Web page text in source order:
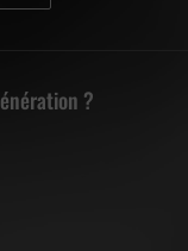
?